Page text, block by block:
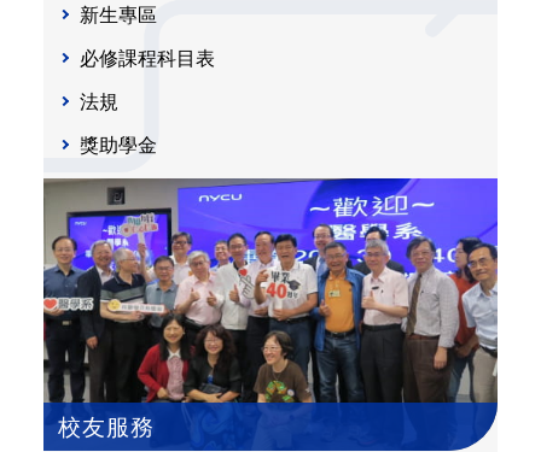
新生專區
必修課程科目表
法規
獎助學金
校友服務